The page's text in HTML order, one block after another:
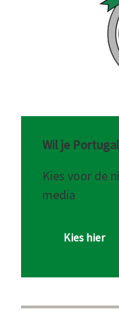
Wil je
Kies voor de
media
Kies hier